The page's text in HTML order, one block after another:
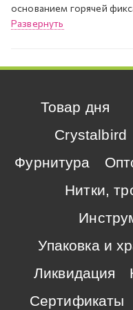
основанием горячей
Развернуть
Товар дня
Crystalbird
Фурнитура
Нитки,
Упаковка и
Ликвидация
Сертификаты